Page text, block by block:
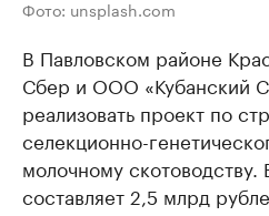
Фото: unsplash.com
В Павловском районе
Сбер и ООО «Кубанский
реализовать проект по
селекционно-
молочному
составляет 2,5 млрд